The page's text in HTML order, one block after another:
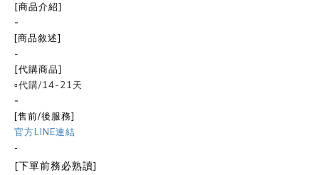
[商品介紹]
-
[商品敘述]
-
[代購商品]
▫️代購/14-21天
-
[售前/後服務]
官方LINE連結
-
[下單前務必熟讀]